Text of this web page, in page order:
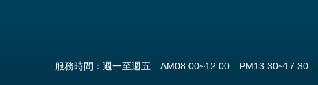
服務時間：週一至週五 AM08:00~12:00 PM13:30~17:30